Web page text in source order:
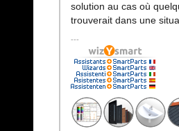
solution au cas où
trouverait dans une